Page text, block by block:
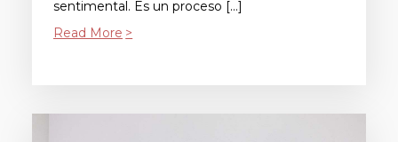
sentimental. Es un proceso […]
Read More